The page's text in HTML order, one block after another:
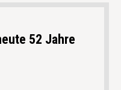
52 Jahre